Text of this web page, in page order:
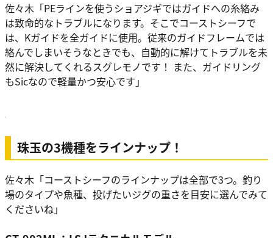
佐々木 「PEラインを使うショアジギではガイドへの糸絡み
は致命的なトラブルになります。そこでコーストシーフで
は、 Kガイドを全ガイドに使用。従来のガイドフレームでは
絡んでしまいそうなときでも、自動的に解けてトラブルを未
然に解決してくれるスグレモノです！ また、ガイドリング
もSicなので軽量かつ安心です 」
珠玉の3機種をラインナップ！
佐々木 「コーストシーフのラインナップは全部で3つ。釣り
場のタイプや魚種、投げたいジグの重さを目安に選んでみて
くださいね」